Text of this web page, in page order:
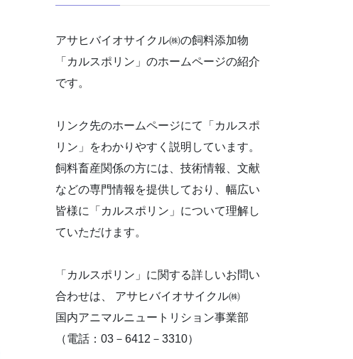
アサヒバイオサイクル㈱の飼料添加物
「カルスポリン」のホームページの紹介
です。
リンク先のホームページにて「カルスポ
リン」をわかりやすく説明しています。
飼料畜産関係の方には、技術情報、文献
などの専門情報を提供しており、幅広い
皆様に「カルスポリン」について理解し
ていただけます。
「カルスポリン」に関する詳しいお問い
合わせは、 アサヒバイオサイクル㈱
国内アニマルニュートリション事業部
（電話：03－6412－3310）